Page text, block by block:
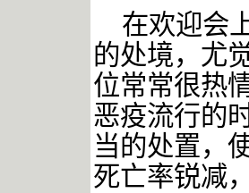
在欢迎会
的处境，尤
位常常很热
恶疫流行的
当的处置，
死亡率锐减